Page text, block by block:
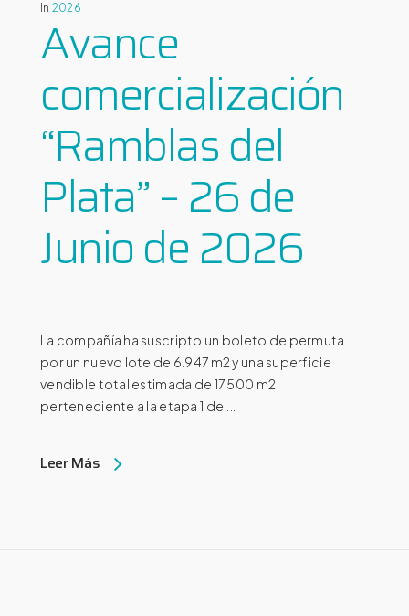
In 2026
Avance
comercialización
“Ramblas del
Plata” – 26 de
Junio de 2026
La compañía ha suscripto un boleto de permuta
por un nuevo lote de 6.947 m2 y una superficie
vendible total estimada de 17.500 m2
perteneciente a la etapa 1 del...
Leer Más